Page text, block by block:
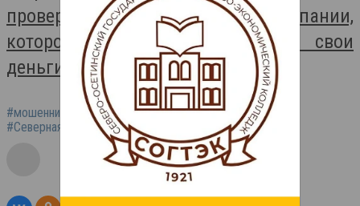
проверить всю информацию о компании,
которой собираетесь доверить свои
деньги.
#мошенничество #кредиты
#инвестиции
#Северная Осетия
#полиция